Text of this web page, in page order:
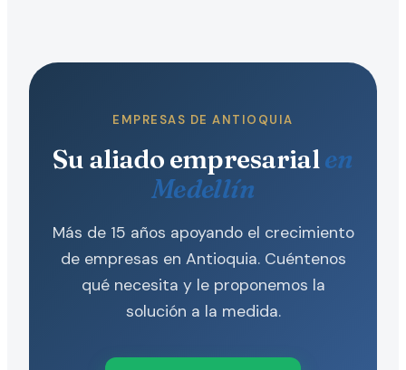
EMPRESAS DE ANTIOQUIA
Su aliado empresarialen
Medellín
Más de 15 años apoyando el crecimiento
de empresas en Antioquia. Cuéntenos
qué necesita y le proponemos la
solución a la medida.